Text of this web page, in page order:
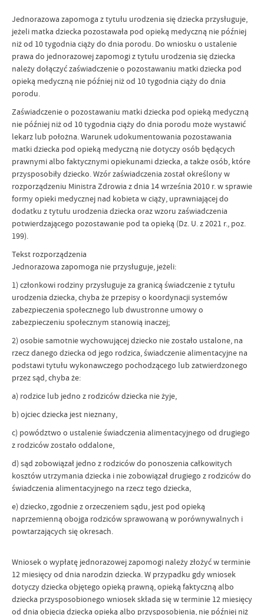
Jednorazowa zapomoga z tytułu urodzenia się dziecka przysługuje,
jeżeli matka dziecka pozostawała pod opieką medyczną nie później
niż od 10 tygodnia ciąży do dnia porodu. Do wniosku o ustalenie
prawa do jednorazowej zapomogi z tytułu urodzenia się dziecka
należy dołączyć zaświadczenie o pozostawaniu matki dziecka pod
opieką medyczną nie później niż od 10 tygodnia ciąży do dnia
porodu.
Zaświadczenie o pozostawaniu matki dziecka pod opieką medyczną
nie później niż od 10 tygodnia ciąży do dnia porodu może wystawić
lekarz lub położna. Warunek udokumentowania pozostawania
matki dziecka pod opieką medyczną nie dotyczy osób będących
prawnymi albo faktycznymi opiekunami dziecka, a także osób, które
przysposobiły dziecko. Wzór zaświadczenia został określony w
rozporządzeniu Ministra Zdrowia z dnia 14 września 2010 r. w sprawie
formy opieki medycznej nad kobieta w ciąży, uprawniającej do
dodatku z tytułu urodzenia dziecka oraz wzoru zaświadczenia
potwierdzającego pozostawanie pod ta opieką (Dz. U. z 2021 r., poz.
199).
Tekst rozporządzenia
Jednorazowa zapomoga nie przysługuje, jeżeli:
1) członkowi rodziny przysługuje za granicą świadczenie z tytułu
urodzenia dziecka, chyba że przepisy o koordynacji systemów
zabezpieczenia społecznego lub dwustronne umowy o
zabezpieczeniu społecznym stanowią inaczej;
2) osobie samotnie wychowującej dziecko nie zostało ustalone, na
rzecz danego dziecka od jego rodzica, świadczenie alimentacyjne na
podstawi tytułu wykonawczego pochodzącego lub zatwierdzonego
przez sąd, chyba że:
a) rodzice lub jedno z rodziców dziecka nie żyje,
b) ojciec dziecka jest nieznany,
c) powództwo o ustalenie świadczenia alimentacyjnego od drugiego
z rodziców zostało oddalone,
d) sąd zobowiązał jedno z rodziców do ponoszenia całkowitych
kosztów utrzymania dziecka i nie zobowiązał drugiego z rodziców do
świadczenia alimentacyjnego na rzecz tego dziecka,
e) dziecko, zgodnie z orzeczeniem sądu, jest pod opieką
naprzemienną obojga rodziców sprawowaną w porównywalnych i
powtarzających się okresach.
Wniosek o wypłatę jednorazowej zapomogi należy złożyć w terminie
12 miesięcy od dnia narodzin dziecka. W przypadku gdy wniosek
dotyczy dziecka objętego opieką prawną, opieką faktyczną albo
dziecka przysposobionego wniosek składa się w terminie 12 miesięcy
od dnia objęcia dziecka opieką albo przysposobienia, nie później niż